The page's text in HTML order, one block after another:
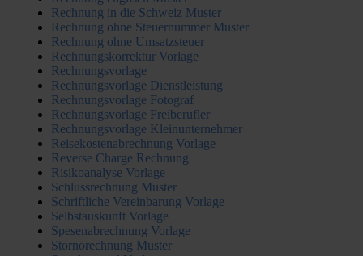
Rechnung in die Schweiz Muster
Rechnung ohne Steuernummer Muster
Rechnung ohne Umsatzsteuer
Rechnungskorrektur Vorlage
Rechnungsvorlage
Rechnungsvorlage Dienstleistung
Rechnungsvorlage Fotograf
Rechnungsvorlage Freiberufler
Rechnungsvorlage Kleinunternehmer
Reisekostenabrechnung Vorlage
Reverse Charge Rechnung
Risikoanalyse Vorlage
Schlussrechnung Muster
Schriftliche Vereinbarung Vorlage
Selbstauskunft Vorlage
Spesenabrechnung Vorlage
Stornorechnung Muster